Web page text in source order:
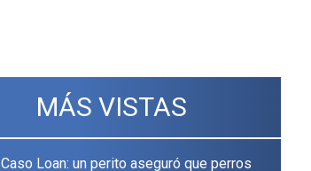
MÁS VISTAS
Caso Loan: un perito aseguró que perros